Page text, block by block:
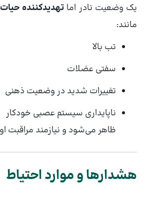
یک وضعیت نادر اما تهدیدکننده حیات
مانند:
تب بالا
سفتی عضلات
تغییرات شدید در وضعیت ذهنی
ناپایداری سیستم عصبی خودکار
ظاهر می‌شود و نیازمند مراقبت
هشدارها و موارد احتیاط